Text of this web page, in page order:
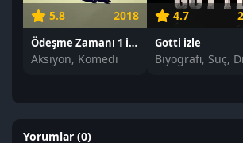
5.8 2018
Ödeşme Zamanı 1 izle
Aksiyon, Komedi
4.7
Gotti izle
Biyografi, Suç,
Yorumlar (0)